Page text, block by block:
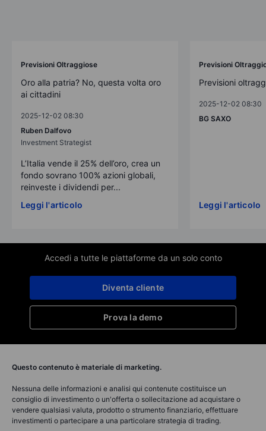
Previsioni Oltraggiose
Oro alla patria? No, questa volta oro
ai cittadini
2025-12-02 08:30
Ruben Dalfovo
Investment Strategist
L’Italia vende il 25% dell’oro, crea un
fondo sovrano 100% azioni globali,
reinveste i dividendi per...
Leggi l'articolo
Previsioni
Previsioni
2025-12-02 08:30
BG SAXO
Leggi l'articolo
Accedi a tutte le piattaforme da un solo conto
Prova la demo
Diventa cliente
Questo contenuto è materiale di marketing.
Nessuna delle informazioni e analisi qui contenute costituisce un
consiglio di investimento o un'offerta o sollecitazione ad acquistare o
vendere qualsiasi valuta, prodotto o strumento finanziario, effettuare
investimenti o partecipare a una particolare strategia di trading.